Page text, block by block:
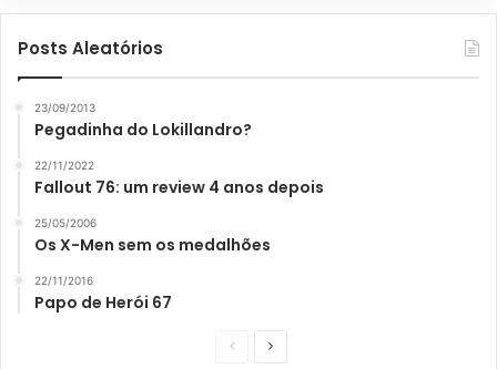
Posts Aleatórios
23/09/2013
Pegadinha do Lokillandro?
22/11/2022
Fallout 76: um review 4 anos depois
25/05/2006
Os X-Men sem os medalhões
22/11/2016
Papo de Herói 67